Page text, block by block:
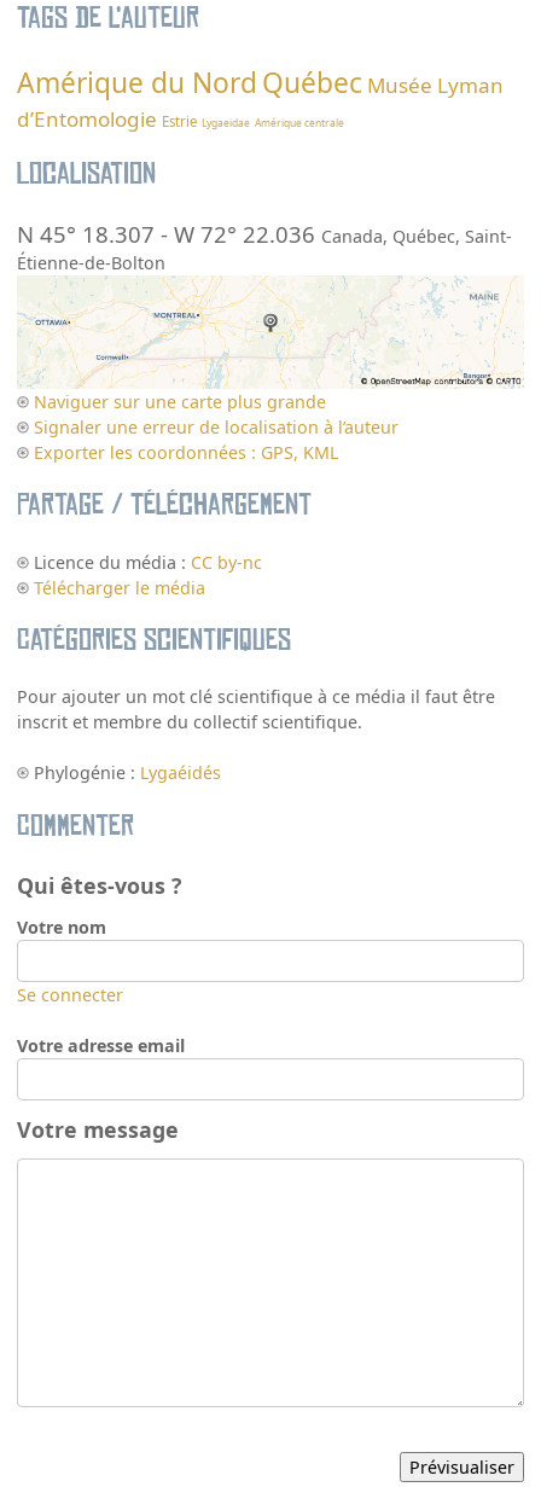
Tags de l’auteur
Amérique du Nord Québec Musée Lyman
d’Entomologie Estrie Lygaeidae Amérique centrale
Localisation
N 45° 18.307 -W 72° 22.036 Canada, Québec,Saint-
Étienne-de-Bolton
Naviguer sur une carte plus grande
Signaler une erreur de localisation à l’auteur
Exporter les coordonnées : GPS, KML
Partage / Téléchargement
Licence du média : CC by-nc
Télécharger le média
Catégories scientifiques
Pour ajouter un mot clé scientifique à ce média il faut être
inscrit et membre du collectif scientifique.
Phylogénie : Lygaéidés
Commenter
Qui êtes-vous ?
Votre nom
Se connecter
Votre adresse email
Votre message